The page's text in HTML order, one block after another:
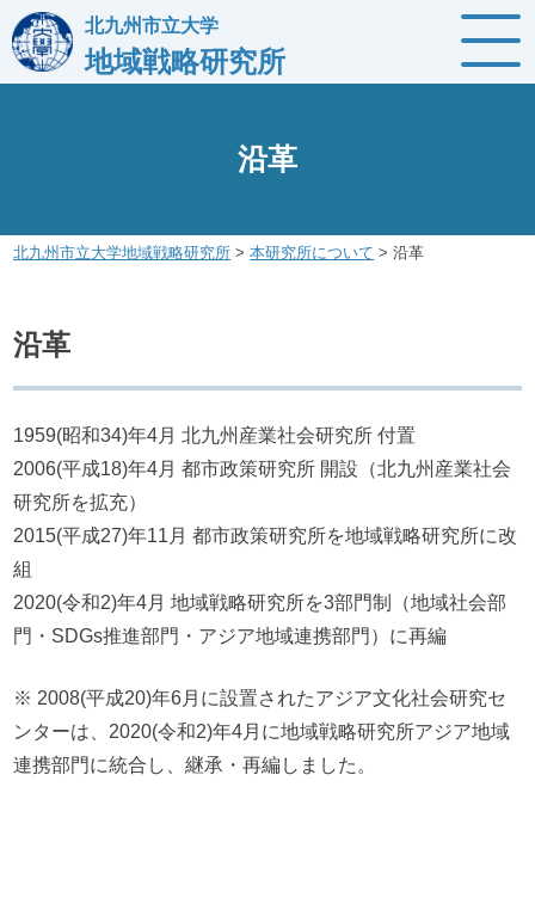
Skip
to
content
北九州市立大学
地域戦略研究所
沿革
北九州市立大学地域戦略研究所 >本研究所について >沿革
沿革
1959(昭和34)年4月 北九州産業社会研究所 付置
2006(平成18)年4月 都市政策研究所 開設（北九州産業社会
研究所を拡充）
2015(平成27)年11月 都市政策研究所を地域戦略研究所に改
組
2020(令和2)年4月 地域戦略研究所を3部門制（地域社会部
門・SDGs推進部門・アジア地域連携部門）に再編
※ 2008(平成20)年6月に設置されたアジア文化社会研究セ
ンターは、2020(令和2)年4月に地域戦略研究所アジア地域
連携部門に統合し、継承・再編しました。